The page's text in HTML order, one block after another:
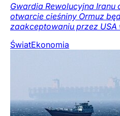
Gwardia Rewolucyjna Iranu
otwarcie cieśniny Ormuz
zaakceptowaniu przez USA
ŚwiatEkonomia